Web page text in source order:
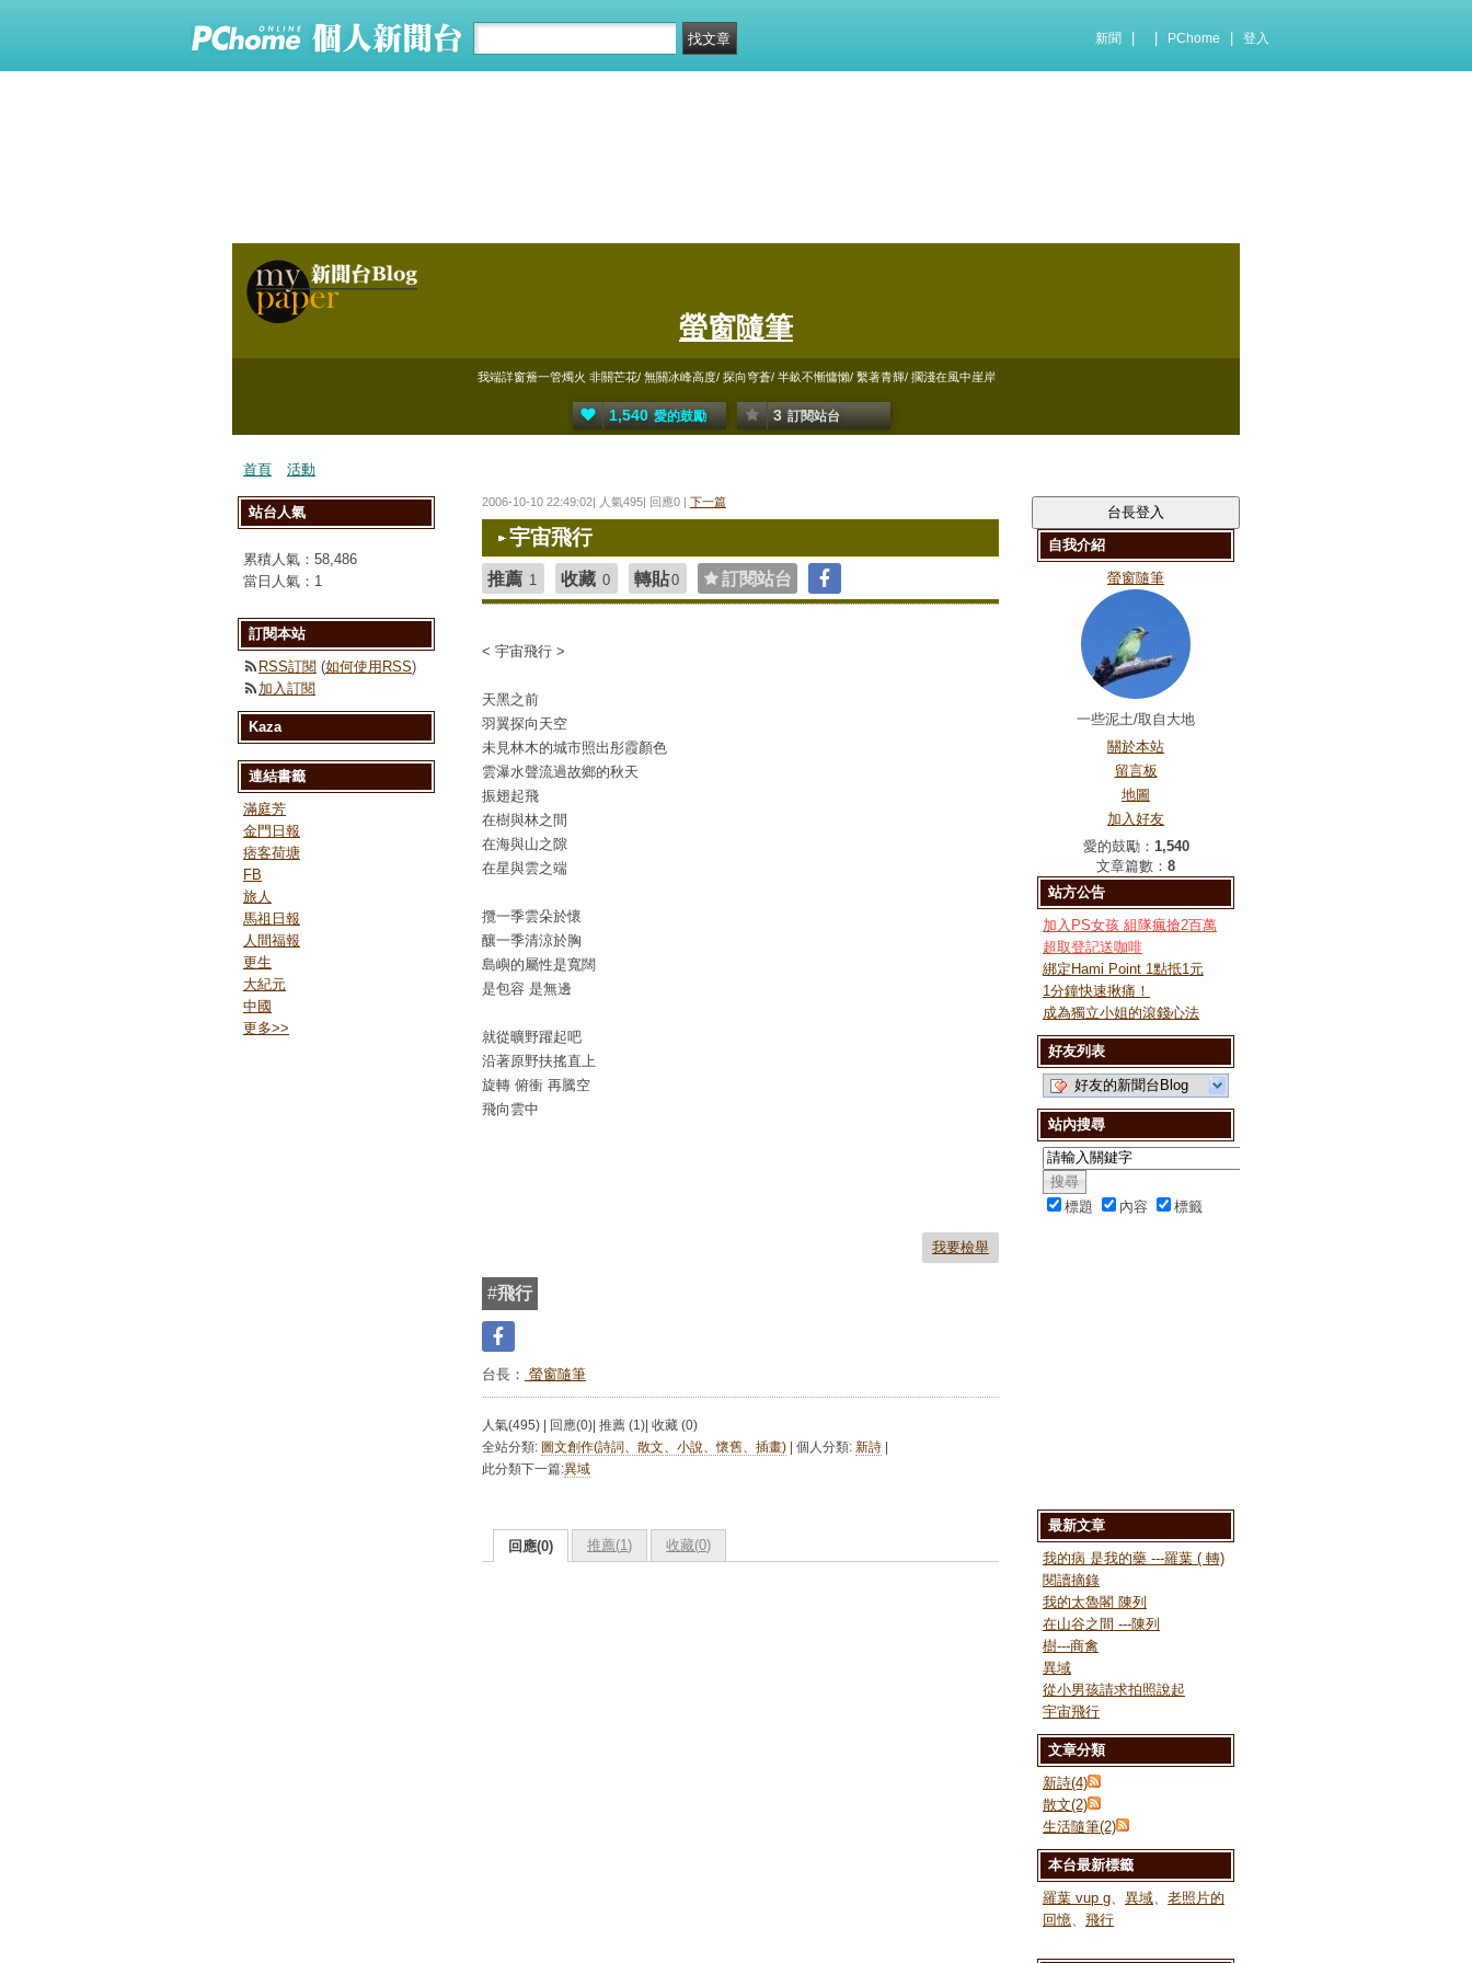
新聞 PChome 登入
螢窗隨筆
我端詳窗簷一管燭火 非關芒花/ 無關冰峰高度/ 探向穹蒼/ 半畝不慚慵懶/ 繫著青輝/ 擱淺在風中崖岸
1,540 愛的鼓勵 3 訂閱站台
首頁 活動
2006-10-10 22:49:02| 人氣495| 回應0 | 下一篇
宇宙飛行
推薦 1 收藏 0 轉貼0 訂閱站台
< 宇宙飛行 >
天黑之前
羽翼探向天空
未見林木的城市照出彤霞顏色
雲瀑水聲流過故鄉的秋天
振翅起飛
在樹與林之間
在海與山之隙
在星與雲之端
攬一季雲朵於懷
釀一季清涼於胸
島嶼的屬性是寬闊
是包容 是無邊
就從曠野躍起吧
沿著原野扶搖直上
旋轉 俯衝 再騰空
飛向雲中
我要檢舉
#飛行
台長： 螢窗隨筆
人氣(495) | 回應(0)| 推薦 (1)| 收藏 (0)
全站分類: 圖文創作(詩詞、散文、小說、懷舊、插畫) | 個人分類: 新詩 |
此分類下一篇:異域
回應(0) 推薦(1 ) 收藏(0)
自我介紹
螢窗隨筆
一些泥土/取自大地
關於本站
留言板
地圖
加入好友
愛的鼓勵： 1,540
文章篇數： 8
站方公告
加入PS女孩 組隊瘋搶2百萬
超取登記送咖啡
綁定Hami Point 1點抵1元
1分鐘快速揪痛！
成為獨立小姐的滾錢心法
好友列表
好友的新聞台Blog
站內搜尋
標題 內容 標籤
最新文章
我的病 是我的藥 ---羅葉 ( 轉)
閱讀摘錄
我的太魯閣 陳列
在山谷之間 ---陳列
樹---商禽
異域
從小男孩請求拍照說起
宇宙飛行
文章分類
新詩(4)
散文(2)
生活隨筆(2)
本台最新標籤
羅葉 vup g
異域
老照片的
回憶
飛行
站台人氣
累積人氣： 58,486
當日人氣： 1
訂閱本站
RSS訂閱 (如何使用RSS)
加入訂閱
Kaza
連結書籤
滿庭芳
金門日報
痞客荷塘
FB
旅人
馬祖日報
人間福報
更生
大紀元
中國
更多>>